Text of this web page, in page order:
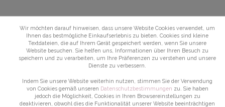
Wir möchten darauf hinweisen, dass unsere Website Cookies verwendet, um
Ihnen das bestmögliche Einkaufserlebnis zu bieten. Cookies sind kleine
Textdateien, die auf Ihrem Gerät gespeichert werden, wenn Sie unsere
Website besuchen. Sie helfen uns, Informationen über Ihren Besuch zu
speichern und zu verarbeiten, um Ihre Präferenzen zu verstehen und unsere
Dienste zu verbessern.
Indem Sie unsere Website weiterhin nutzen, stimmen Sie der Verwendung
von Cookies gemäß unseren Datenschutzbestimmungen zu. Sie haben
jedoch die Möglichkeit, Cookies in Ihren Browsereinstellungen zu
deaktivieren, obwohl dies die Funktionalität unserer Website beeinträchtigen